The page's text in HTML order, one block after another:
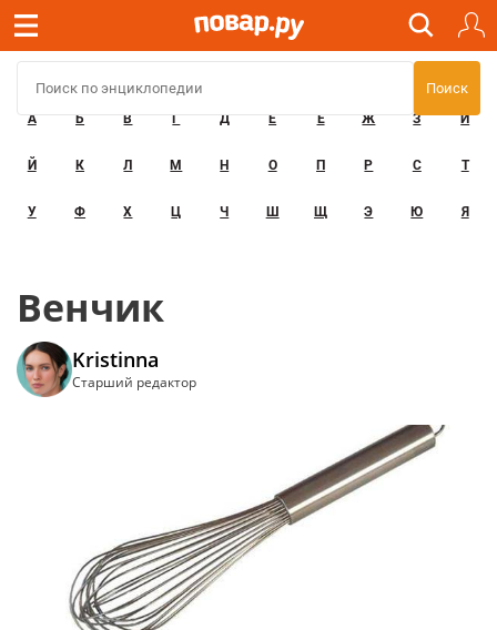
А Б В Г Д Е Ё Ж З И
Й К Л М Н О П Р С Т
У Ф Х Ц Ч Ш Щ Э Ю Я
Венчик
Kristinna
Старший редактор